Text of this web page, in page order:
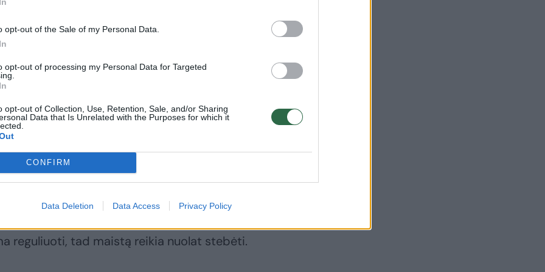
opt-out of the Sale of my Personal Data.
opt-out of processing my Personal Data for Targeted
opt-out of Collection, Use, Retention, Sale, and/or Sharing
Data that Is Unrelated with the Purposes for which it
CONFIRM
Data Deletion Data Access Privacy Policy
klausimas – kokį grilį išsirinkti? Atsakyti į šį
Svarbiausia – žinoti, kokiomis savybėmis
skirstomi pagal maitinimo rūšį.
ar dujinis grilis?
lauko kepsninės – šašlykinės. Ko gero, daugelis yra
patiekalų ir puikiai prisimena išskirtinį jų skonį.
tai, kad mėsos kepimas šašlykinėje reikalaudavo
ir priežiūros – sudegus malkoms pasiekiama
reguliuoti, tad maistą reikia nuolat stebėti.